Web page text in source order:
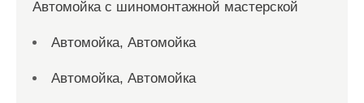
Автомойка с шиномонтажной мастерской
Автомойка, Автомойка
Автомойка, Автомойка